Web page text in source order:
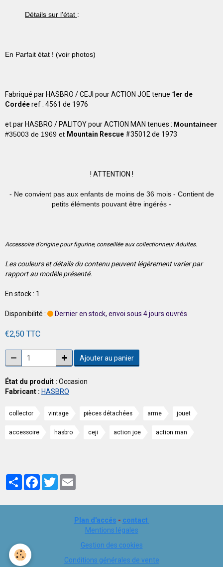
Détails sur l'état :
En Parfait état ! (voir photos)
Fabriqué par HASBRO / CEJI pour ACTION JOE tenue 1er de
Cordéeref : 4561 de 1976
et par HASBRO / PALITOY pour ACTION MAN tenues : Mountaineer
#35003 de 1969 et Mountain Rescue #35012 de 1973
! ATTENTION !
- Ne convient pas aux enfants de moins de 36 mois - Contient de
petits éléments pouvant être ingérés -
Accessoire d'origine pour figurine, conseillée aux collectionneur Adultes.
Les couleurs et détails du contenu peuvent légèrement varier par
rapport au modèle présenté.
En stock : 1
Disponibilité : Dernier en stock, envoi sous 4 jours ouvrés
€2,50 TTC
Ajouter au panier
État du produit : Occasion
Fabricant : HASBRO
collector vintage pièces détachées arme jouet
accessoire hasbro ceji action joe action man
PartagerFacebook
Twitter
Plan d'accés - contact
Mentions légales
Gestion des cookies
Conditions générales de vente